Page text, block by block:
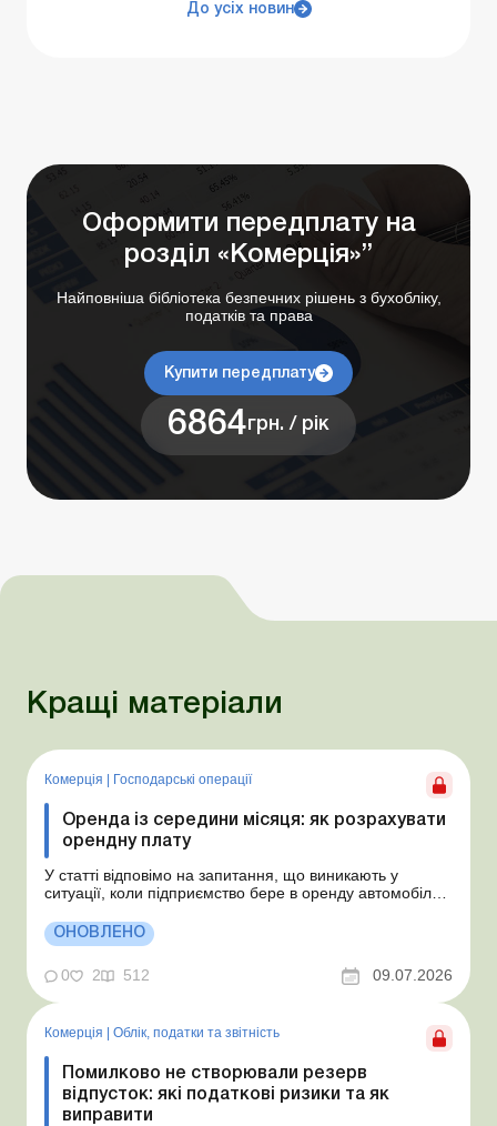
До усіх новин
Оформити передплату на
розділ «Комерція»”
Найповніша бібліотека безпечних рішень з бухобліку,
податків та права
Купити передплату
6864грн. / рік
Кращі матеріали
Комерція Господарські операції
Оренда із середини місяця: як розрахувати
орендну плату
У статті відповімо на запитання, що виникають у
ситуації, коли підприємство бере в оренду автомобіль у
місяця. Підприємство орендує у фізособи автомобіль з
15.07.2026. Згідно з умовами договору орендна плата
становить 4 000 грн на місяць. Виникла...
ОНОВЛЕНО
0 2 512 09.07.2026
Комерція Облік, податки та звiтнiсть
Помилково не створювали резерв
відпусток: які податкові ризики та як
виправити